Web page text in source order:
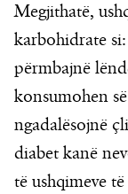
Megjithatë,
karbohidrate
përmbajnë
konsumohen
ngadalësojnë
diabet kanë
të ushqimeve